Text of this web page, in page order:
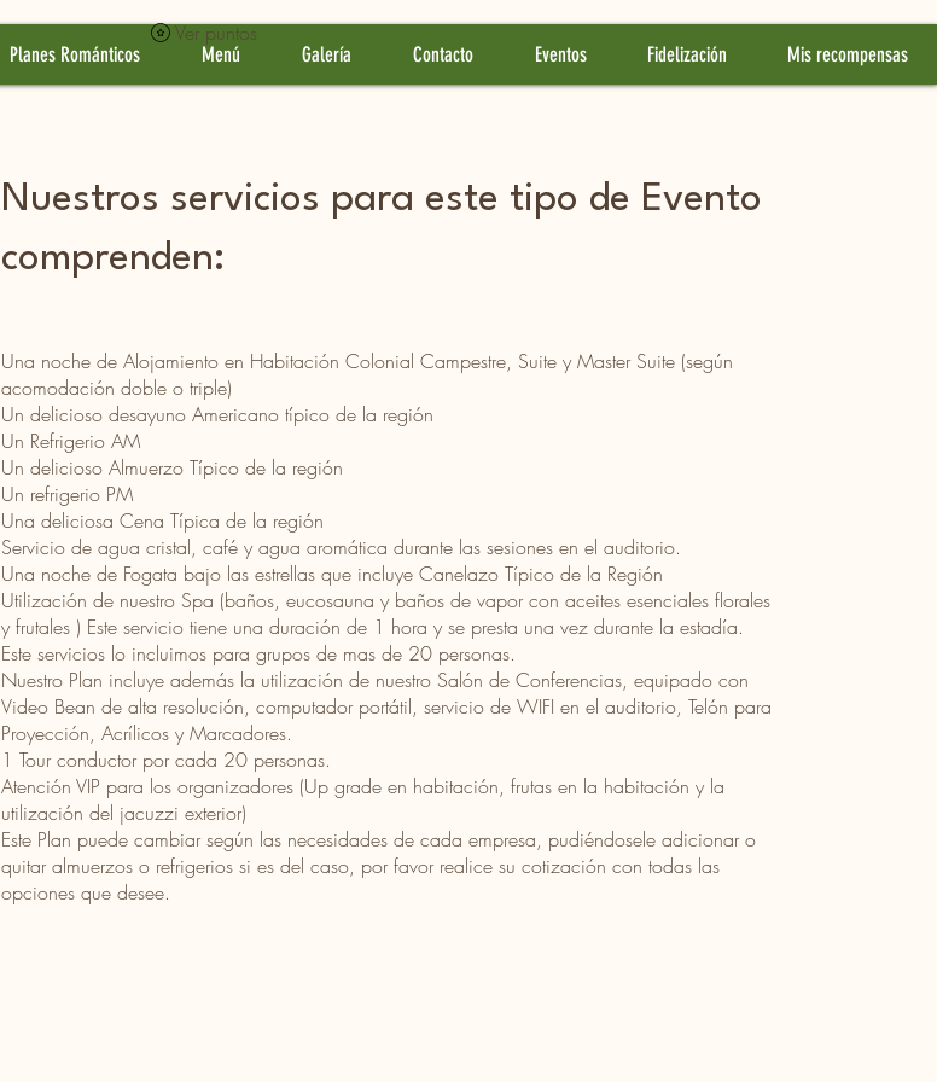
Ver puntos
Nuestros servicios para este tipo de Evento
comprenden:
Una noche de Alojamiento en Habitación Colonial Campestre, Suite y Master Suite (según
acomodación doble o triple)
Un delicioso desayuno Americano típico de la región
Un Refrigerio AM
Un delicioso Almuerzo Típico de la región
Un refrigerio PM
Una deliciosa Cena Típica de la región
Servicio de agua cristal, café y agua aromática durante las sesiones en el auditorio.
Una noche de Fogata bajo las estrellas que incluye Canelazo Típico de la Región
Utilización de nuestro Spa (baños, eucosauna y baños de vapor con aceites esenciales florales
y frutales ) Este servicio tiene una duración de 1 hora y se presta una vez durante la estadía.
Este servicios lo incluimos para grupos de mas de 20 personas.
Nuestro Plan incluye además la utilización de nuestro Salón de Conferencias, equipado con
Video Bean de alta resolución, computador portátil, servicio de WIFI en el auditorio, Telón para
Proyección, Acrílicos y Marcadores.
1 Tour conductor por cada 20 personas.
Atención VIP para los organizadores (Up grade en habitación, frutas en la habitación y la
utilización del jacuzzi exterior)
Este Plan puede cambiar según las necesidades de cada empresa, pudiéndosele adicionar o
quitar almuerzos o refrigerios si es del caso, por favor realice su cotización con todas las
opciones que desee.
Planes Románticos Menú Galería Contacto Eventos Fidelización Mis recompensas